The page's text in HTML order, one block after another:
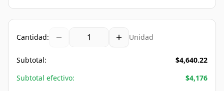
Cantidad: Unidad
Subtotal: $4,640.22
Subtotal efectivo:
$4,176